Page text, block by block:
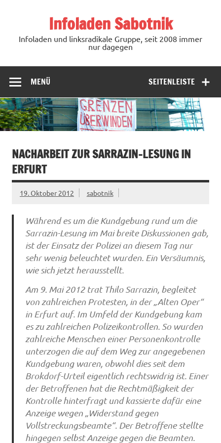
Infoladen Sabotnik
Infoladen und linksradikale Gruppe, seit 2008 immer
nur dagegen
SEITENLEISTE
MENÜ
NACHARBEIT ZUR SARRAZIN-LESUNG IN
ERFURT
19. Oktober 2012 sabotnik
Während es um die Kundgebung rund um die
Sarrazin-Lesung im Mai breite Diskussionen gab,
ist der Einsatz der Polizei an diesem Tag nur
sehr wenig beleuchtet wurden. Ein Versäumnis,
wie sich jetzt herausstellt.
Am 9. Mai 2012 trat Thilo Sarrazin, begleitet
von zahlreichen Protesten, in der „Alten Oper“
in Erfurt auf. Im Umfeld der Kundgebung kam
es zu zahlreichen Polizeikontrollen. So wurden
zahlreiche Menschen einer Personenkontrolle
unterzogen die auf dem Weg zur angegebenen
Kundgebung waren, obwohl dies seit dem
Brokdorf-Urteil eigentlich rechtswidrig ist. Einer
der Betroffenen hat die Rechtmäßigkeit der
Kontrolle hinterfragt und kassierte dafür eine
Anzeige wegen „Widerstand gegen
Vollstreckungsbeamte“. Der Betroffene stellte
hingegen selbst Anzeige gegen die Beamten.